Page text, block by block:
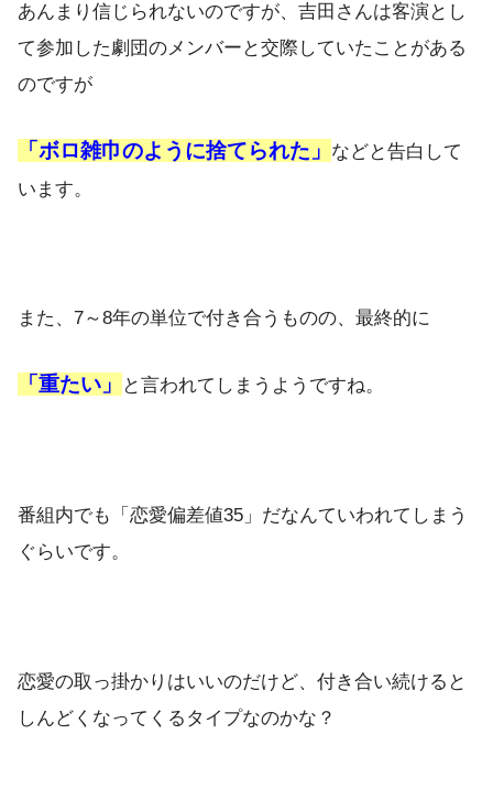
あんまり信じられないのですが、吉田さんは客演とし
て参加した劇団のメンバーと交際していたことがある
のですが
「ボロ雑巾のように捨てられた」 などと告白して
います。
また、7～8年の単位で付き合うものの、最終的に
「重たい」 と言われてしまうようですね。
番組内でも「恋愛偏差値35」だなんていわれてしまう
ぐらいです。
恋愛の取っ掛かりはいいのだけど、付き合い続けると
しんどくなってくるタイプなのかな？